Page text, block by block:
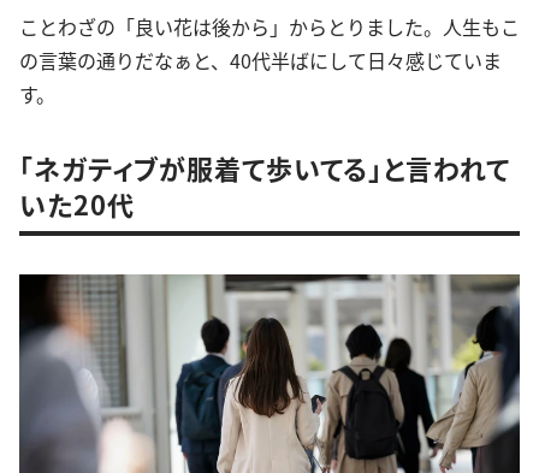
ことわざの「良い花は後から」からとりました。人生もこ
の言葉の通りだなぁと、40代半ばにして日々感じていま
す。
「ネガティブが服着て歩いてる」と言われて
いた20代